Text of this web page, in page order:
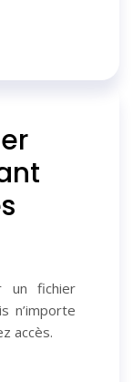
un fichier
n’importe
accès.